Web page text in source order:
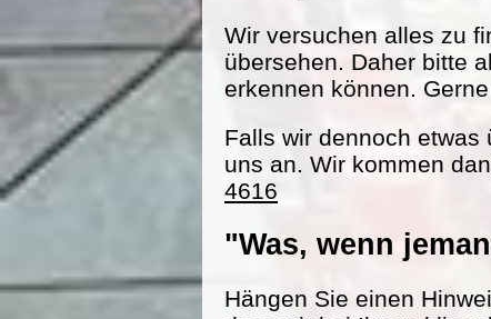
Wir versuchen alles zu
übersehen. Daher bitte
erkennen können.
Falls wir dennoch etwas
uns an. Wir kommen
4616
"Was, wenn
Hängen Sie einen